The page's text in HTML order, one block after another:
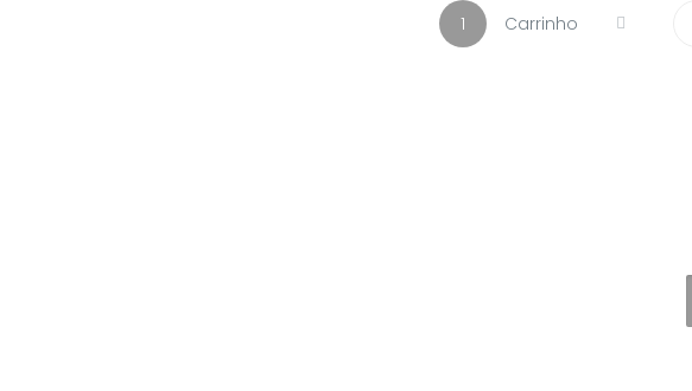
1 Carrinho